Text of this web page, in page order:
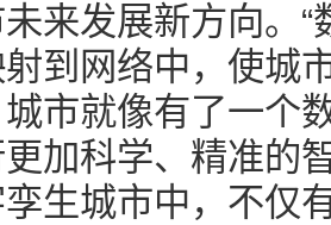
来发展新方向。
到网络中，使城
市就像有了一个
加科学、精准的
生城市中，不仅